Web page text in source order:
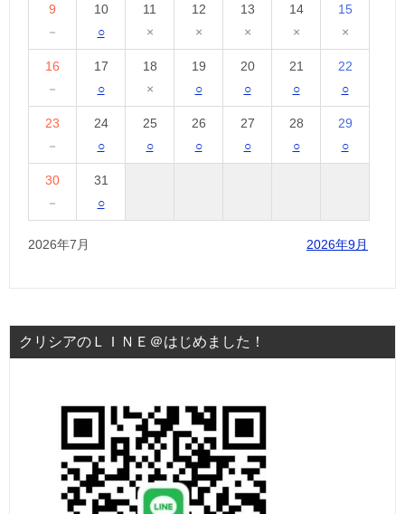
9
－
10
○
11
×
12
×
13
×
14
×
15
×
16
－
17
○
18
×
19
○
20
○
21
○
22
○
23
－
24
○
25
○
26
○
27
○
28
○
29
○
30
－
31
○
2026年7月 2026年9月
クリシアのＬＩＮＥ＠はじめました！